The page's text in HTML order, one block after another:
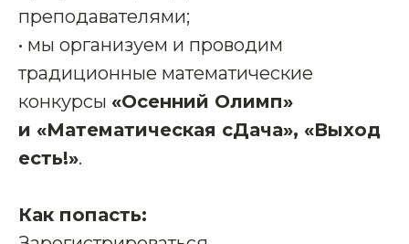
преподавателями;
• мы организуем и проводим
традиционные математические
конкурсы «Осенний Олимп»
и «Математическая сДача», «Выход
есть!».
Как попасть: